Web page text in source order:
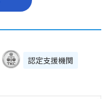
認定支援機関